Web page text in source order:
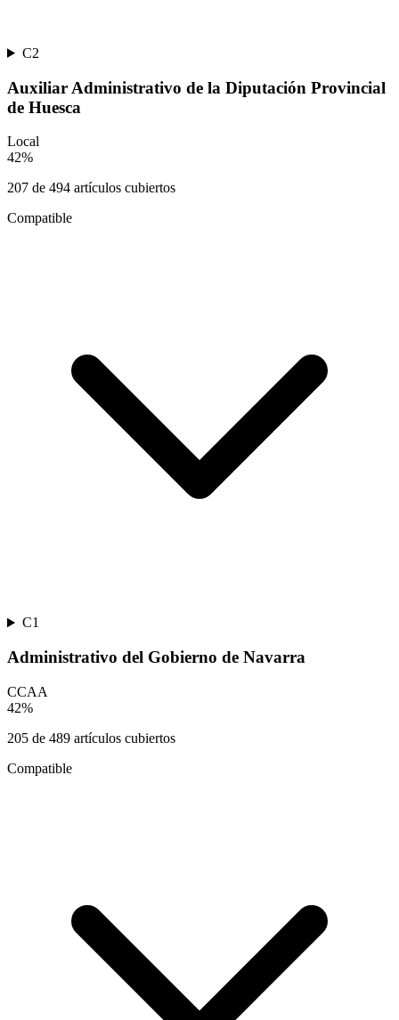
C2
Auxiliar Administrativo de la Diputación Provincial
de Huesca
Local
42%
207 de 494 artículos cubiertos
Compatible
C1
Administrativo del Gobierno de Navarra
CCAA
42%
205 de 489 artículos cubiertos
Compatible